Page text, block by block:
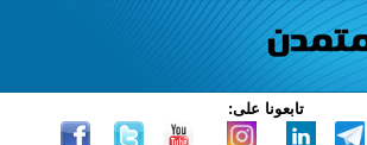
تابعونا على: